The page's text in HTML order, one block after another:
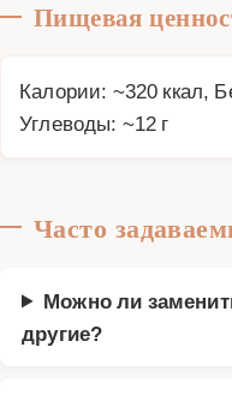
Пищевая
Калории: ~320 ккал,
Углеводы: ~12 г
Часто
Можно ли
другие?